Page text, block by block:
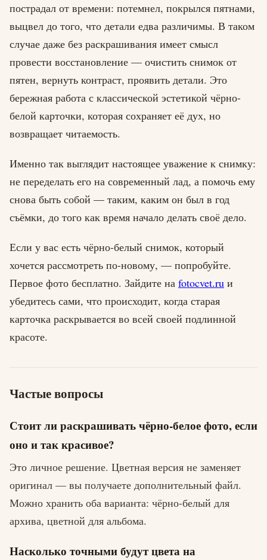
пострадал от времени: потемнел, покрылся пятнами,
выцвел до того, что детали едва различимы. В таком
случае даже без раскрашивания имеет смысл
провести восстановление — очистить снимок от
пятен, вернуть контраст, проявить детали. Это
бережная работа с классической эстетикой чёрно-
белой карточки, которая сохраняет её дух, но
возвращает читаемость.
Именно так выглядит настоящее уважение к снимку:
не переделать его на современный лад, а помочь ему
снова быть собой — таким, каким он был в год
съёмки, до того как время начало делать своё дело.
Если у вас есть чёрно-белый снимок, который
хочется рассмотреть по-новому, — попробуйте.
Первое фото бесплатно. Зайдите на fotocvet.ru и
убедитесь сами, что происходит, когда старая
карточка раскрывается во всей своей подлинной
красоте.
Частые вопросы
Стоит ли раскрашивать чёрно-белое фото, если
оно и так красивое?
Это личное решение. Цветная версия не заменяет
оригинал — вы получаете дополнительный файл.
Можно хранить оба варианта: чёрно-белый для
архива, цветной для альбома.
Насколько точными будут цвета на